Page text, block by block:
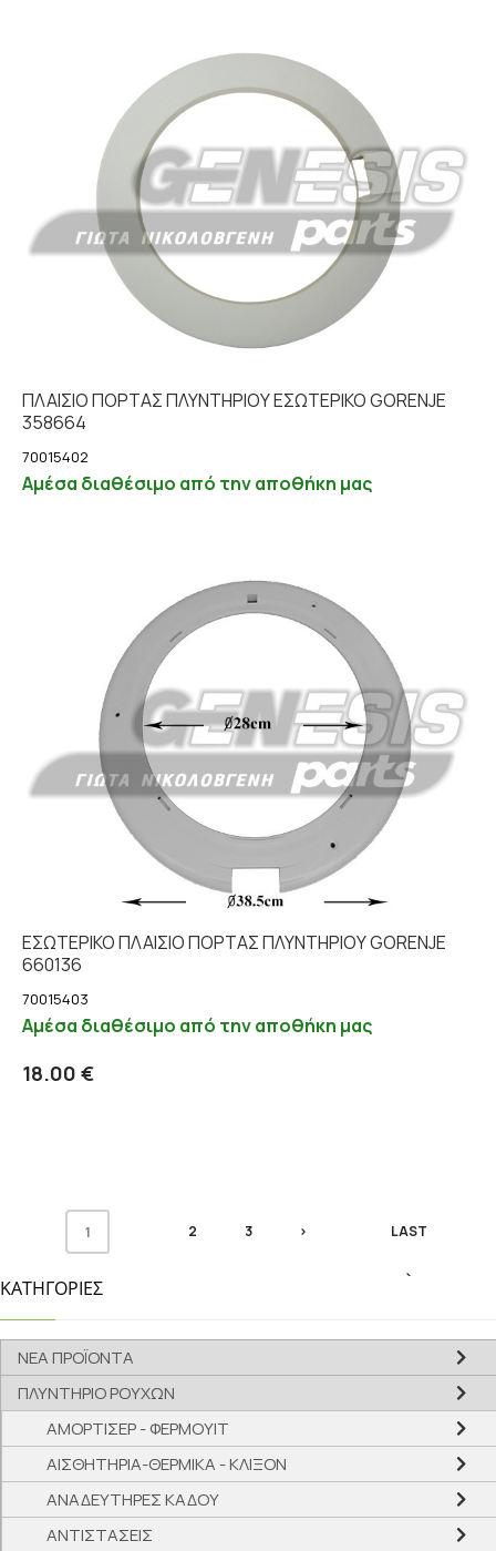
ΠΛΑΙΣΙΟ ΠΟΡΤΑΣ ΠΛΥΝΤΗΡΙΟΥ ΕΣΩΤΕΡΙΚΟ GORENJE
358664
70015402
Αμέσα διαθέσιμο από την αποθήκη μας
ΕΣΩΤΕΡΙΚΟ ΠΛΑΙΣΙΟ ΠΟΡΤΑΣ ΠΛΥΝΤΗΡΙΟΥ GORENJE
660136
70015403
Αμέσα διαθέσιμο από την αποθήκη μας
18.00 €
Προσθήκη στο καλάθι
1 2 3 > LAST
›
ΚΑΤΗΓΟΡΙΕΣ
ΝΕΑ ΠΡΟΪΟΝΤΑ
ΠΛΥΝΤΗΡΙΟ ΡΟΥΧΩΝ
ΑΜΟΡΤΙΣΕΡ - ΦΕΡΜΟΥΙΤ
ΑΙΣΘΗΤΗΡΙΑ-ΘΕΡΜΙΚΑ - ΚΛΙΞΟΝ
ΑΝΑΔΕΥΤΗΡΕΣ ΚΑΔΟΥ
ΑΝΤΙΣΤΑΣΕΙΣ